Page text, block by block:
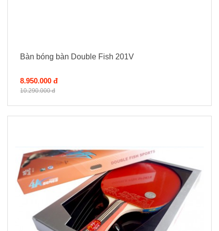
Bàn bóng bàn Double Fish 201V
8.950.000 đ
10.290.000 đ